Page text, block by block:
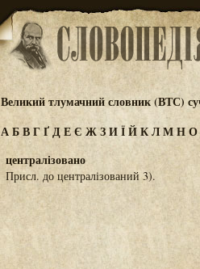
Великий тлумачний словник (ВТС)
АБВГҐДЕЄ ЖЗИЇЙКЛМНО
централізовано
Присл. до централізований 3).